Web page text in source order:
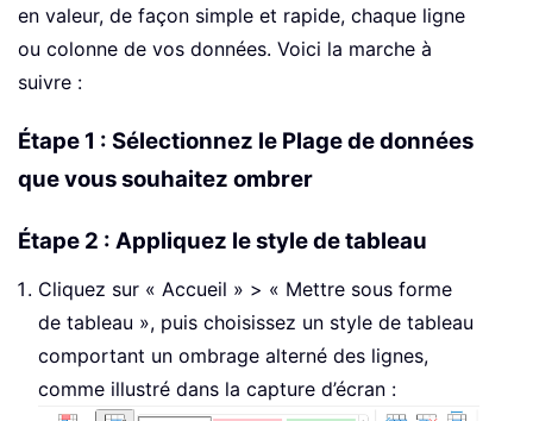
en valeur, de façon simple et rapide, chaque ligne
ou colonne de vos données. Voici la marche à
suivre :
Étape 1 : Sélectionnez le Plage de données
que vous souhaitez ombrer
Étape 2 : Appliquez le style de tableau
Cliquez sur « Accueil » > « Mettre sous forme
de tableau », puis choisissez un style de tableau
comportant un ombrage alterné des lignes,
comme illustré dans la capture d’écran :